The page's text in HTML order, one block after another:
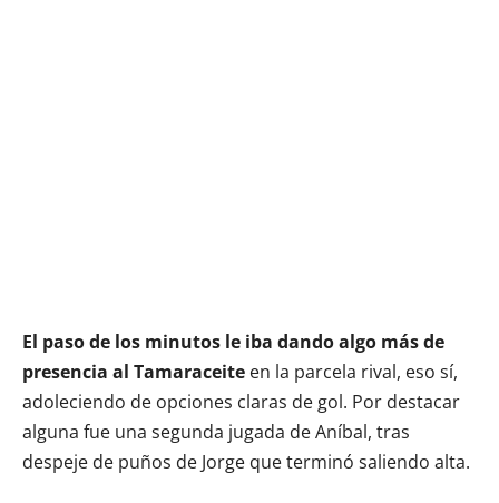
El paso de los minutos le iba dando algo más de
presencia al Tamaraceite en la parcela rival, eso sí,
adoleciendo de opciones claras de gol. Por destacar
alguna fue una segunda jugada de Aníbal, tras
despeje de puños de Jorge que terminó saliendo alta.